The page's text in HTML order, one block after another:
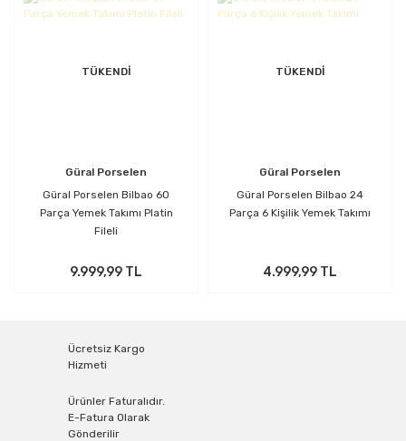
TÜKENDİ
Güral Porselen
Güral Porselen Bilbao 60
Parça Yemek Takımı Platin
Fileli
9.999,99 TL
TÜKENDİ
Güral Porselen
Güral Porselen Bilbao 24
Parça 6 Kişilik Yemek Takımı
4.999,99 TL
Ücretsiz Kargo
Hizmeti
Ürünler Faturalıdır.
E-Fatura Olarak
Gönderilir